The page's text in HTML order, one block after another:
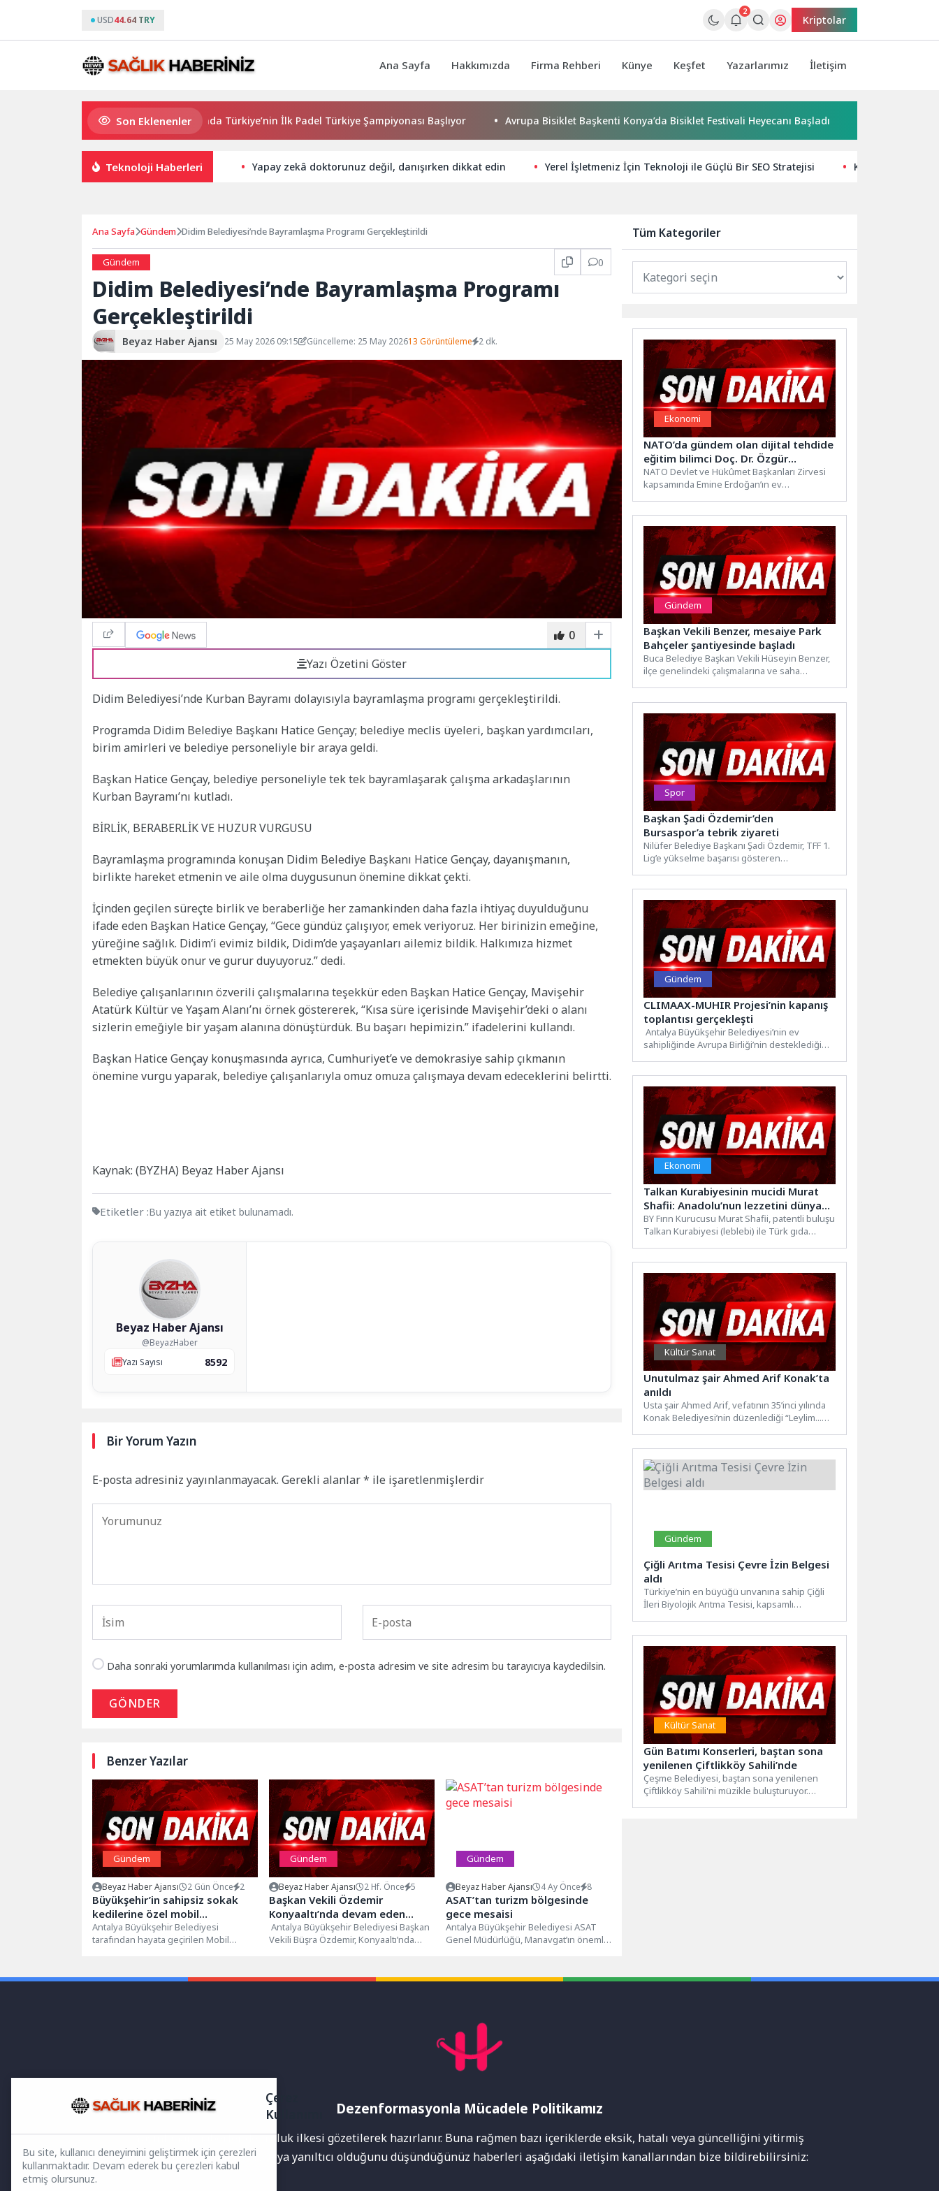
USD44.64 TRY
2
Kriptolar
Ana Sayfa Hakkımızda Firma Rehberi Künye Keşfet Yazarlarımız İletişim
Son Eklenenler
QNB Türkiye Ana Sponsorluğunda Türkiye’nin İlk Padel Türkiye Şampiyonası Başlıyor Avrupa Bisiklet Başkenti Konya’da Bisiklet Festivali Heyecanı Başladı
Teknoloji Haberleri Yapay zekâ doktorunuz değil, danışırken dikkat edin Yerel İşletmeniz İçin Teknoloji ile Güçlü Bir SEO Stratejisi Kaspersky,
Ana Sayfa Gündem Didim Belediyesi’nde Bayramlaşma Programı Gerçekleştirildi
Gündem 0
Didim Belediyesi’nde Bayramlaşma Programı
Gerçekleştirildi
Beyaz Haber Ajansı 25 May 2026 09:15 Güncelleme: 25 May 202613 Görüntüleme 2 dk.
0
Yazı Özetini Göster
Didim Belediyesi’nde Kurban Bayramı dolayısıyla bayramlaşma programı gerçekleştirildi.
Programda Didim Belediye Başkanı Hatice Gençay; belediye meclis üyeleri, başkan yardımcıları,
birim amirleri ve belediye personeliyle bir araya geldi.
Başkan Hatice Gençay, belediye personeliyle tek tek bayramlaşarak çalışma arkadaşlarının
Kurban Bayramı’nı kutladı.
BİRLİK, BERABERLİK VE HUZUR VURGUSU
Bayramlaşma programında konuşan Didim Belediye Başkanı Hatice Gençay, dayanışmanın,
birlikte hareket etmenin ve aile olma duygusunun önemine dikkat çekti.
İçinden geçilen süreçte birlik ve beraberliğe her zamankinden daha fazla ihtiyaç duyulduğunu
ifade eden Başkan Hatice Gençay, “Gece gündüz çalışıyor, emek veriyoruz. Her birinizin emeğine,
yüreğine sağlık. Didim’i evimiz bildik, Didim’de yaşayanları ailemiz bildik. Halkımıza hizmet
etmekten büyük onur ve gurur duyuyoruz.” dedi.
Belediye çalışanlarının özverili çalışmalarına teşekkür eden Başkan Hatice Gençay, Mavişehir
Atatürk Kültür ve Yaşam Alanı’nı örnek göstererek, “Kısa süre içerisinde Mavişehir’deki o alanı
sizlerin emeğiyle bir yaşam alanına dönüştürdük. Bu başarı hepimizin.” ifadelerini kullandı.
Başkan Hatice Gençay konuşmasında ayrıca, Cumhuriyet’e ve demokrasiye sahip çıkmanın
önemine vurgu yaparak, belediye çalışanlarıyla omuz omuza çalışmaya devam edeceklerini belirtti.
Kaynak: (BYZHA) Beyaz Haber Ajansı
Etiketler :Bu yazıya ait etiket bulunamadı.
Beyaz Haber Ajansı
@BeyazHaber
Yazı Sayısı
8592
Bir Yorum Yazın
E-posta adresiniz yayınlanmayacak. Gerekli alanlar* ile işaretlenmişlerdir
Daha sonraki yorumlarımda kullanılması için adım, e-posta adresim ve site adresim bu tarayıcıya kaydedilsin.
GÖNDER
Benzer Yazılar
Gündem
Beyaz Haber Ajansı 2 Gün Önce 2
Büyükşehir’in sahipsiz sokak
kedilerine özel mobil
kısırlaştırma hizmeti sürüyor
Antalya Büyükşehir Belediyesi
tarafından hayata geçirilen Mobil
Gündem
Beyaz Haber Ajansı 2 Hf. Önce 5
Başkan Vekili Özdemir
Konyaaltı’nda devam eden
altyapı yatırımlarını inceledi
Antalya Büyükşehir Belediyesi Başkan
Vekili Büşra Özdemir, Konyaaltı’nda
Gündem
Beyaz Haber Ajansı 4 Ay Önce 8
ASAT’tan turizm bölgesinde
gece mesaisi
Antalya Büyükşehir Belediyesi ASAT
Genel Müdürlüğü, Manavgat’ın önemli
Tüm Kategoriler
Ekonomi
NATO’da gündem olan dijital tehdide
eğitim bilimci Doç. Dr. Özgür
Bolat’tan ailelere kritik uyarı: “Çözüm
yasak değil, öz denetim”
NATO Devlet ve Hükûmet Başkanları Zirvesi
kapsamında Emine Erdoğan’ın ev
Gündem
Başkan Vekili Benzer, mesaiye Park
Bahçeler şantiyesinde başladı
Buca Belediye Başkan Vekili Hüseyin Benzer,
ilçe genelindeki çalışmalarına ve saha
Spor
Başkan Şadi Özdemir’den
Bursaspor’a tebrik ziyareti
Nilüfer Belediye Başkanı Şadi Özdemir, TFF 1.
Lig’e yükselme başarısı gösteren
Gündem
CLIMAAX-MUHIR Projesi’nin kapanış
toplantısı gerçekleşti
Antalya Büyükşehir Belediyesi’nin ev
sahipliğinde Avrupa Birliği’nin desteklediği
Ekonomi
Talkan Kurabiyesinin mucidi Murat
Shafii: Anadolu’nun lezzetini dünya
markası yapacağız
BY Fırın Kurucusu Murat Shafii, patentli buluşu
Talkan Kurabiyesi (leblebi) ile Türk gıda
Kültür Sanat
Unutulmaz şair Ahmed Arif Konak’ta
anıldı
Usta şair Ahmed Arif, vefatının 35’inci yılında
Konak Belediyesi’nin düzenlediği “Leylim...
Gündem
Çiğli Arıtma Tesisi Çevre İzin Belgesi
aldı
Türkiye’nin en büyüğü unvanına sahip Çiğli
İleri Biyolojik Arıtma Tesisi, kapsamlı
Kültür Sanat
Gün Batımı Konserleri, baştan sona
yenilenen Çiftlikköy Sahili’nde
Çeşme Belediyesi, baştan sona yenilenen
Çiftlikköy Sahili'ni müzikle buluşturuyor.
Dezenformasyonla Mücadele Politikamız
Yayınlanan haberler doğruluk ilkesi gözetilerek hazırlanır. Buna rağmen bazı içeriklerde eksik, hatalı veya güncelliğini yitirmiş
bilgiler bulunabilir.Yanlış veya yanıltıcı olduğunu düşündüğünüz haberleri aşağıdaki iletişim kanallarından bize bildirebilirsiniz:
Çerez
Kullanımı
Bu site, kullanıcı deneyimini geliştirmek için çerezleri
kullanmaktadır. Devam ederek bu çerezleri kabul
etmiş olursunuz.